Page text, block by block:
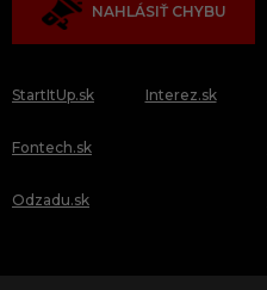
NAHLÁSIŤ CHYBU
StartItUp.sk
Fontech.sk
Odzadu.sk
Interez.sk